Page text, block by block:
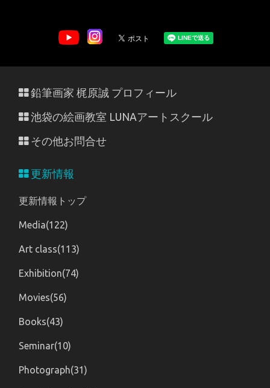
鉛筆画家 梶原誠 プロフィール
池袋の絵画教室 LUNAアートスクール
その他お問合せ
更新情報
更新情報トップ
Media(122)
Art class(113)
Exhibition(74)
Movies(56)
Books(43)
Seminar(10)
Photograph(31)